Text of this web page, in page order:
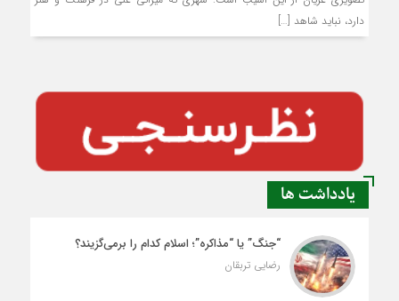
دارد، نباید شاهد […]
یادداشت ها
“جنگ” یا “مذاکره”؛ اسلام کدام را برمی‌گزیند؟
رضایی تربقان